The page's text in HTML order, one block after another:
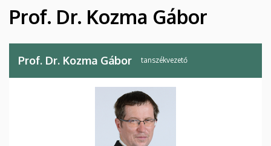
Földtudományi
Intézet
Prof. Dr. Kozma Gábor
Prof. Dr. Kozma Gábor tanszékvezető